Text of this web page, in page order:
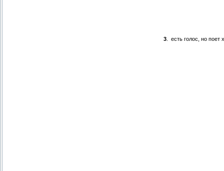
3 есть голос, но поет